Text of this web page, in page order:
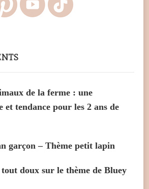
de la ferme : une
et tendance pour les 2 ans de
garçon – Thème petit lapin
doux sur le thème de Bluey